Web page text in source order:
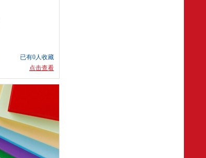
已有0人收藏
点击查看